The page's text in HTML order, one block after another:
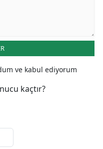
ve kabul ediyorum
kaçtır?